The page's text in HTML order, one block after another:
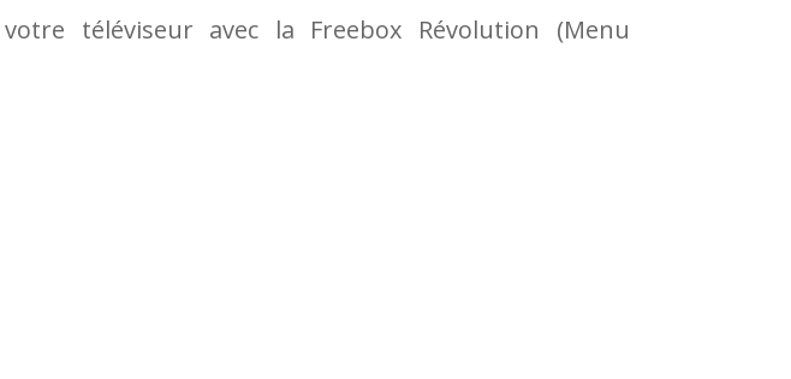
téléviseur avec la Freebox Révolution (Menu